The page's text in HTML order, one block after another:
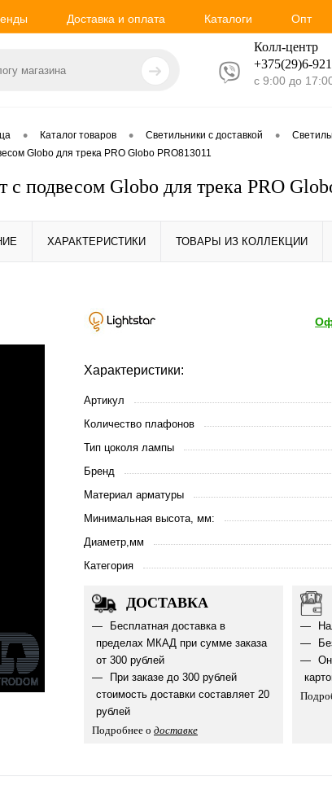
Доставка и оплата Каталоги Опт
Колл-центр
+375(29)6-
с 9:00 до
• Каталог товаров • Светильники с доставкой •
Globo для трека PRO Globo PRO813011
с подвесом Globo для трека PRO
ХАРАКТЕРИСТИКИ ТОВАРЫ ИЗ КОЛЛЕКЦИИ
Характеристики:
Артикул
Количество плафонов
Тип цоколя лампы
Бренд
Материал арматуры
Минимальная высота, мм:
Диаметр,мм
Категория
ДОСТАВКА
Бесплатная доставка в
пределах МКАД при сумме заказа
от 300 рублей
При заказе до 300 рублей
стоимость доставки составляет 20
рублей
Подробнее о доставке